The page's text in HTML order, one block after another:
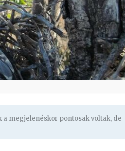
a megjelenéskor pontosak voltak, de